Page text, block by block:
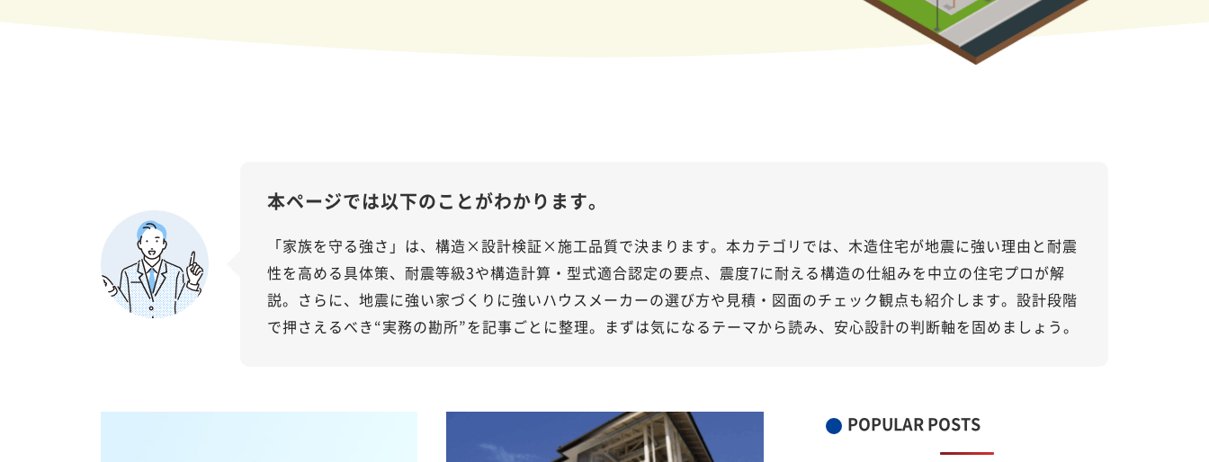
本ページでは以下のことがわかります。
「家族を守る強さ」は、構造×設計検証×施工品質で決まります。本カテゴリでは、木造住宅が地震に強い理由と耐震
性を高める具体策、耐震等級3や構造計算・型式適合認定の要点、震度7に耐える構造の仕組みを中立の住宅プロが解
説。さらに、地震に強い家づくりに強いハウスメーカーの選び方や見積・図面のチェック観点も紹介します。設計段階
で押さえるべき“実務の勘所”を記事ごとに整理。まずは気になるテーマから読み、安心設計の判断軸を固めましょう。
POPULAR POSTS